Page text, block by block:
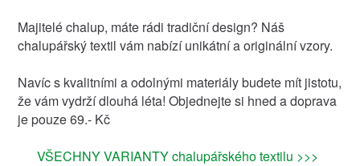
Majitelé chalup, máte rádi tradiční design? Náš
chalupářský textil vám nabízí unikátní a originální vzory.
Navíc s kvalitními a odolnými materiály budete mít jistotu,
že vám vydrží dlouhá léta! Objednejte si hned a doprava
je pouze 69.- Kč
VŠECHNY VARIANTY chalupářského textilu >>>